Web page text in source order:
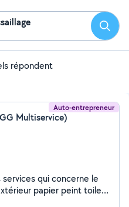
répondent
Auto-entrepreneur
Multiservice)
qui concerne le
papier peint toile